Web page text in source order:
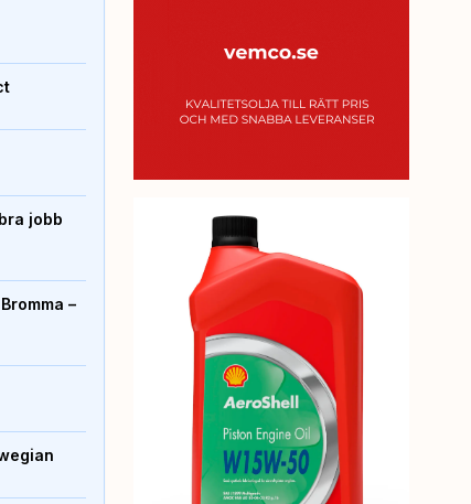
jobb
–